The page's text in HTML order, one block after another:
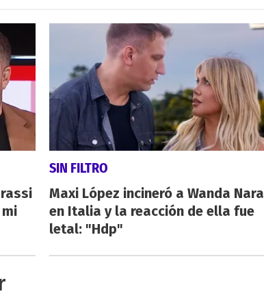
SIN FILTRO
Maxi López incineró a Wanda Nara
en Italia y la reacción de ella fue
letal: "Hdp"